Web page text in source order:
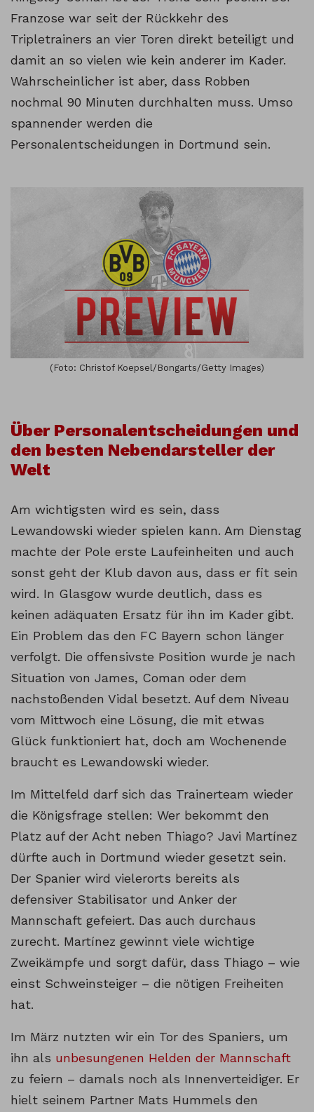
Franzose war seit der Rückkehr des
Tripletrainers an vier Toren direkt beteiligt und
damit an so vielen wie kein anderer im Kader.
Wahrscheinlicher ist aber, dass Robben
nochmal 90 Minuten durchhalten muss. Umso
spannender werden die
Personalentscheidungen in Dortmund sein.
(Foto: Christof Koepsel/Bongarts/Getty Images)
Über Personalentscheidungen und
den besten Nebendarsteller der
Welt
Am wichtigsten wird es sein, dass
Lewandowski wieder spielen kann. Am Dienstag
machte der Pole erste Laufeinheiten und auch
sonst geht der Klub davon aus, dass er fit sein
wird. In Glasgow wurde deutlich, dass es
keinen adäquaten Ersatz für ihn im Kader gibt.
Ein Problem das den FC Bayern schon länger
verfolgt. Die offensivste Position wurde je nach
Situation von James, Coman oder dem
nachstoßenden Vidal besetzt. Auf dem Niveau
vom Mittwoch eine Lösung, die mit etwas
Glück funktioniert hat, doch am Wochenende
braucht es Lewandowski wieder.
Im Mittelfeld darf sich das Trainerteam wieder
die Königsfrage stellen: Wer bekommt den
Platz auf der Acht neben Thiago? Javi Martínez
dürfte auch in Dortmund wieder gesetzt sein.
Der Spanier wird vielerorts bereits als
defensiver Stabilisator und Anker der
Mannschaft gefeiert. Das auch durchaus
zurecht. Martínez gewinnt viele wichtige
Zweikämpfe und sorgt dafür, dass Thiago – wie
einst Schweinsteiger – die nötigen Freiheiten
hat.
Im März nutzten wir ein Tor des Spaniers, um
ihn als unbesungenen Helden der Mannschaft
zu feiern – damals noch als Innenverteidiger. Er
hielt seinem Partner Mats Hummels den